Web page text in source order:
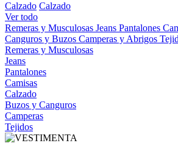
Calzado Calzado
Ver todo
Remeras y Musculosas Jeans Pantalones
Canguros y Buzos Camperas y Abrigos
Remeras y Musculosas
Jeans
Pantalones
Camisas
Calzado
Buzos y Canguros
Camperas
Tejidos